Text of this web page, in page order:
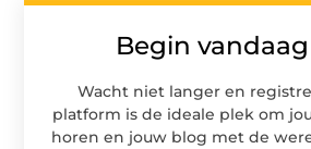
Begin
Wacht niet langer en
platform is de ideale plek om
horen en jouw blog met de